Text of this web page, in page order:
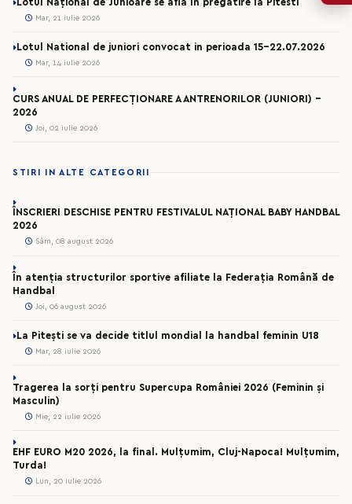
Lotul Național de Junioare se află în pregătire la Pitesti
Mar, 21 iulie 2026
Lotul National de juniori convocat in perioada 15-22.07.2026
Mar, 14 iulie 2026
CURS ANUAL DE PERFECȚIONARE A ANTRENORILOR (JUNIORI) -
2026
Joi, 02 iulie 2026
STIRI IN ALTE CATEGORII
ÎNSCRIERI DESCHISE PENTRU FESTIVALUL NAȚIONAL BABY HANDBAL
2026
Sâm, 08 august 2026
În atenția structurilor sportive afiliate la Federația Română de
Handbal
Joi, 06 august 2026
La Pitești se va decide titlul mondial la handbal feminin U18
Mar, 28 iulie 2026
Tragerea la sorți pentru Supercupa României 2026 (Feminin și
Masculin)
Mie, 22 iulie 2026
EHF EURO M20 2026, la final. Mulțumim, Cluj-Napoca! Mulțumim,
Turda!
Lun, 20 iulie 2026